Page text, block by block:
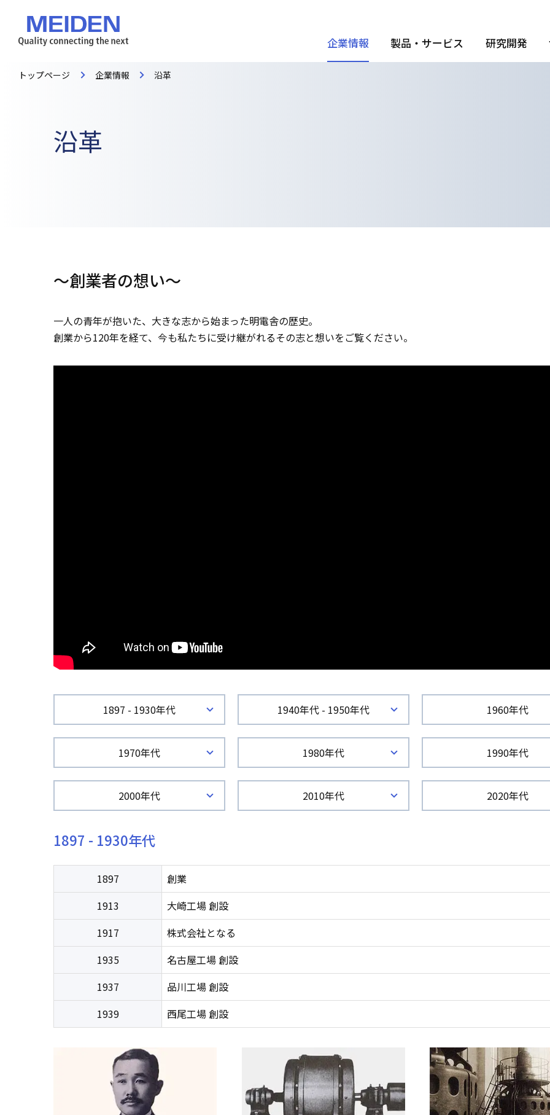
企業情報 製品・サービス 研究開発
トップページ 企業情報 沿革
沿革
～創業者の想い～
一人の青年が抱いた、大きな志から始まった明電舎の歴史。
創業から120年を経て、今も私たちに受け継がれるその志と想いをご覧ください。
1897 - 1930年代 1940年代 - 1950年代 1960年代
1970年代 1980年代 1990年代
2000年代 2010年代 2020年代
1897 - 1930年代
1897
創業
1913
大崎工場 創設
1917
株式会社となる
1935
名古屋工場 創設
1937
品川工場 創設
1939
西尾工場 創設